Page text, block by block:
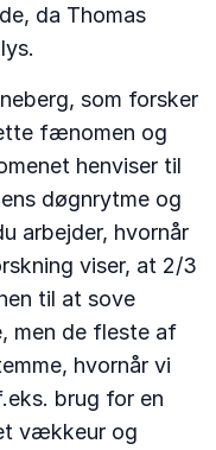
da Thomas
som forsker
fænomen og
henviser til
døgnrytme og
arbejder, hvornår
viser, at 2/3
til at sove
men de fleste af
hvornår vi
brug for en
vækkeur og